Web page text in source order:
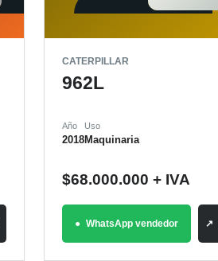
CATERPILLAR
962L
Año
2018
Uso
Maquinaria
$68.000.000 + IVA
WhatsApp vendedor